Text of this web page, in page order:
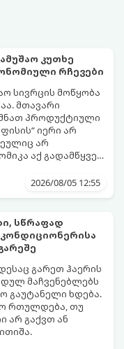
კუთხე
რჩევები
სივრცის მოწყობა
მთავარი
პროდუქტიული
იერი არ
არ
აქ გადამწყვეტ
2026/08/05 12:55
სწრაფად
გარეთ ჰაერის
მაჩვენებლებს
გაუტანელი ხდება.
რთულდება, თუ
არ გაქვთ ან